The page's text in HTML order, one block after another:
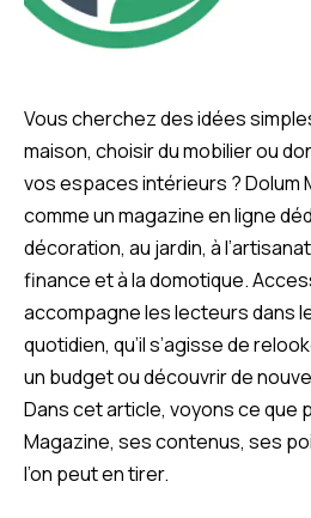
Vous cherchez des idées
maison, choisir du mobilier ou
vos espaces intérieurs ? Dolum
comme un magazine en ligne
décoration, au jardin, à
finance et à la domotique.
accompagne les lecteurs dans
quotidien, qu’il s’agisse de
un budget ou découvrir de
Dans cet article, voyons ce que
Magazine, ses contenus, ses
l’on peut en tirer.